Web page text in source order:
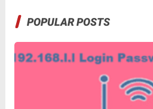
POPULAR POSTS